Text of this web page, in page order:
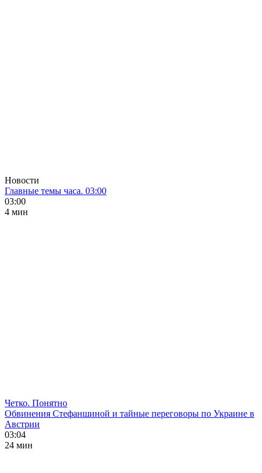
Новости
Главные темы часа. 03:00
03:00
4 мин
Четко. Понятно
Обвинения Стефаншиной и тайные переговоры по Украине в
Австрии
03:04
24 мин